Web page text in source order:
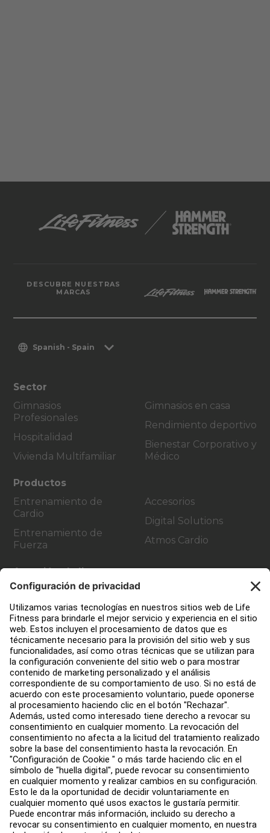
DESCUBRE NUESTRAS
MARCAS
Spanish - Spain
Sector
Gimnasios
Profesionales
Hospitalidad
Vivienda Multifamiliar
Gimnasios en casa
Rendimiento deportivo
Bienestar Corporativo y
Médico
Productos
Entrenamiento de
Cardio
Entrenamiento de
Fuerza
Accesorios
Digital Solutions
Atmos Cardio
Atención al cliente
Diseño de instalaciones de fitness
Centro de servicios
Centro de Educación
Quiénes somos
Buscar un distribuidor
Encuentra una tienda
Legal
Accesibilidad
Trabaja con nosotros
Iniciar sesión en Facility Connect